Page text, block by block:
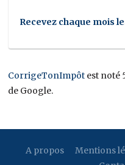
Recevez chaque mois
CorrigeTonImpôt est noté
de Google.
A propos
Mentions